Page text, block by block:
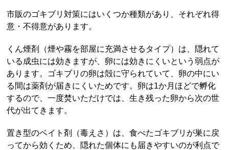
市販のゴキブリ対策にはいくつか種類があり、それぞれ得
意・不得意があります。
くん煙剤（煙や霧を部屋に充満させるタイプ）は、隠れて
いる成虫には効きますが、卵には効きにくいという弱点が
あります。ゴキブリの卵は殻に守られていて、卵の中にい
る間は薬剤が届きにくいためです。卵は1か月ほどで孵化
するので、一度焚いただけでは、生き残った卵から次の世
代が出てきます。
置き型のベイト剤（毒えさ）は、食べたゴキブリが巣に戻
ってから効くため、隠れた個体にも届きやすいのが利点で